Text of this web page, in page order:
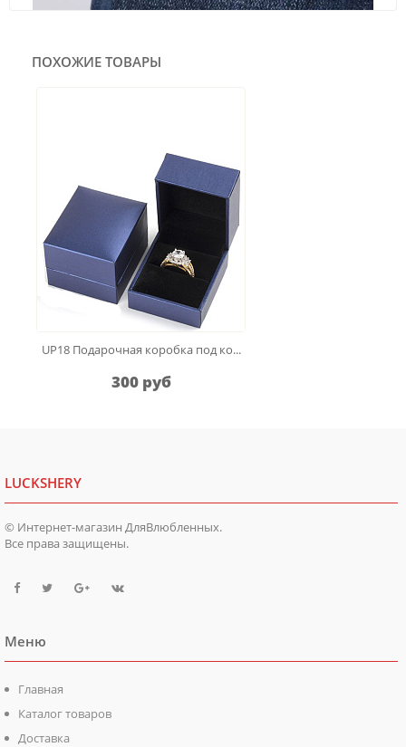
ПОХОЖИЕ ТОВАРЫ
UP18 Подарочная коробка под ко...
300 руб
LUCKSHERY
© Интернет-магазин ДляВлюбленных.
Все права защищены.
Меню
Главная
Каталог товаров
Доставка